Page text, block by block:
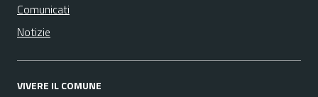
Comunicati
Notizie
VIVERE IL COMUNE